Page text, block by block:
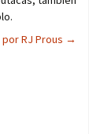
RJ Prous →